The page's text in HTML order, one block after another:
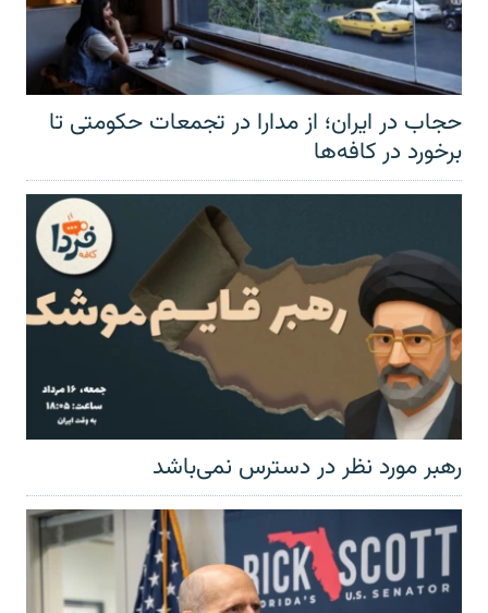
حجاب در ایران؛ از مدارا در تجمعات حکومتی تا
برخورد در کافه‌ها
رهبر مورد نظر در دسترس نمی‌باشد